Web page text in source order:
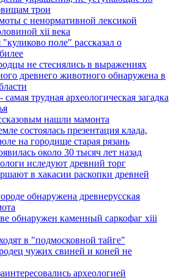
трои
с ненормативной лексикой
xii века
поле" рассказал о
не стеснялись в выражениях
древнего животного обнаружена в
трудная археологическая загадка
нашли мамонта
состоялась презентация клада,
на городище старая рязань
около 30 тысяч лет назад
иследуют древний торг
в хакасии раскопки древней
обнаружена древнерусская
обнаружен каменный саркофаг xiii
в "подмосковной тайге"
чужих свиней и коней не
археологией